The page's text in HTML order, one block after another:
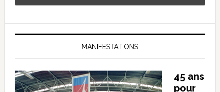
MANIFESTATIONS
45 ans
pour